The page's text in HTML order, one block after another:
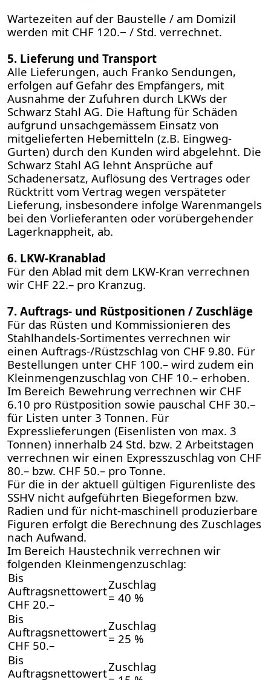
Wartezeiten auf der Baustelle / am Domizil
werden mit CHF 120.− / Std. verrechnet.
5. Lieferung und Transport
Alle Lieferungen, auch Franko Sendungen,
erfolgen auf Gefahr des Empfängers, mit
Ausnahme der Zufuhren durch LKWs der
Schwarz Stahl AG. Die Haftung für Schäden
aufgrund unsachgemässem Einsatz von
mitgelieferten Hebemitteln (z.B. Eingweg-
Gurten) durch den Kunden wird abgelehnt. Die
Schwarz Stahl AG lehnt Ansprüche auf
Schadenersatz, Auflösung des Vertrages oder
Rücktritt vom Vertrag wegen verspäteter
Lieferung, insbesondere infolge Warenmangels
bei den Vorlieferanten oder vorübergehender
Lagerknappheit, ab.
6. LKW-Kranablad
Für den Ablad mit dem LKW-Kran verrechnen
wir CHF 22.– pro Kranzug.
7. Auftrags- und Rüstpositionen / Zuschläge
Für das Rüsten und Kommissionieren des
Stahlhandels-Sortimentes verrechnen wir
einen Auftrags-/Rüstzschlag von CHF 9.80. Für
Bestellungen unter CHF 100.– wird zudem ein
Kleinmengenzuschlag von CHF 10.– erhoben.
Im Bereich Bewehrung verrechnen wir CHF
6.10 pro Rüstposition sowie pauschal CHF 30.–
für Listen unter 3 Tonnen. Für
Expresslieferungen (Eisenlisten von max. 3
Tonnen) innerhalb 24 Std. bzw. 2 Arbeitstagen
verrechnen wir einen Expresszuschlag von CHF
80.– bzw. CHF 50.– pro Tonne.
Für die in der aktuell gültigen Figurenliste des
SSHV nicht aufgeführten Biegeformen bzw.
Radien und für nicht-maschinell produzierbare
Figuren erfolgt die Berechnung des Zuschlages
nach Aufwand.
Im Bereich Haustechnik verrechnen wir
folgenden Kleinmengenzuschlag:
Bis
Auftragsnettowert
CHF 20.–
Zuschlag
= 40 %
Bis
Auftragsnettowert
CHF 50.–
Zuschlag
= 25 %
Bis
AuftragsnettowertZuschlag